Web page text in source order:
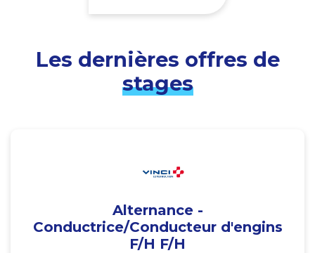
Les dernières offres de
stages
Alternance -
Conductrice/Conducteur d'engins
F/H F/H